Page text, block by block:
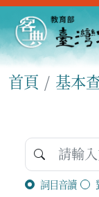
首頁 基本
詞目音讀